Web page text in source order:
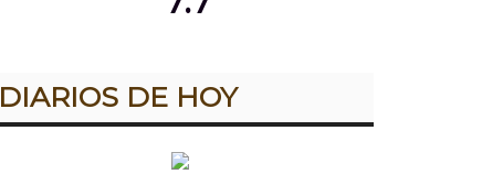
DIARIOS DE HOY